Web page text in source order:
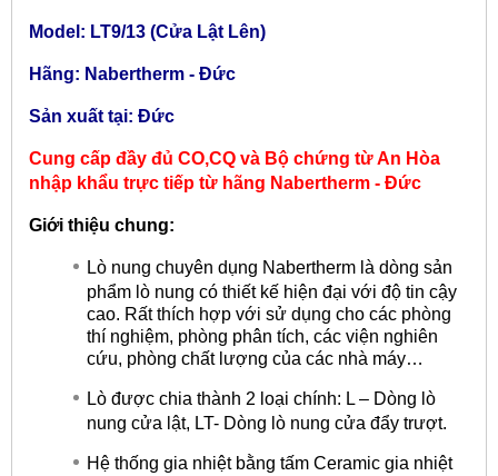
Model: LT9/13 (Cửa Lật Lên)
Hãng: Nabertherm - Đức
Sản xuất tại: Đức
Cung cấp đầy đủ CO,CQ và Bộ chứng từ An Hòa
nhập khẩu trực tiếp từ hãng Nabertherm - Đức
Giới thiệu chung:
Lò nung chuyên dụng Nabertherm là dòng sản
phẩm lò nung có thiết kế hiện đại với độ tin cậy
cao. Rất thích hợp với sử dụng cho các phòng
thí nghiệm, phòng phân tích, các viện nghiên
cứu, phòng chất lượng của các nhà máy…
Lò được chia thành 2 loại chính: L – Dòng lò
nung cửa lật, LT- Dòng lò nung cửa đẩy trượt.
Hệ thống gia nhiệt bằng tấm Ceramic gia nhiệt